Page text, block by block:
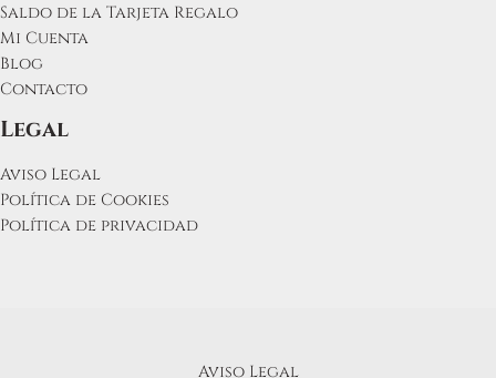
Saldo de la Tarjeta Regalo
Mi Cuenta
Blog
Contacto
Legal
Aviso Legal
Política de Cookies
Política de privacidad
Aviso Legal